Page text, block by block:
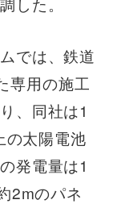
では、鉄道
専用の施工
、同社は1
太陽電池
発電量は1
2mのパネ